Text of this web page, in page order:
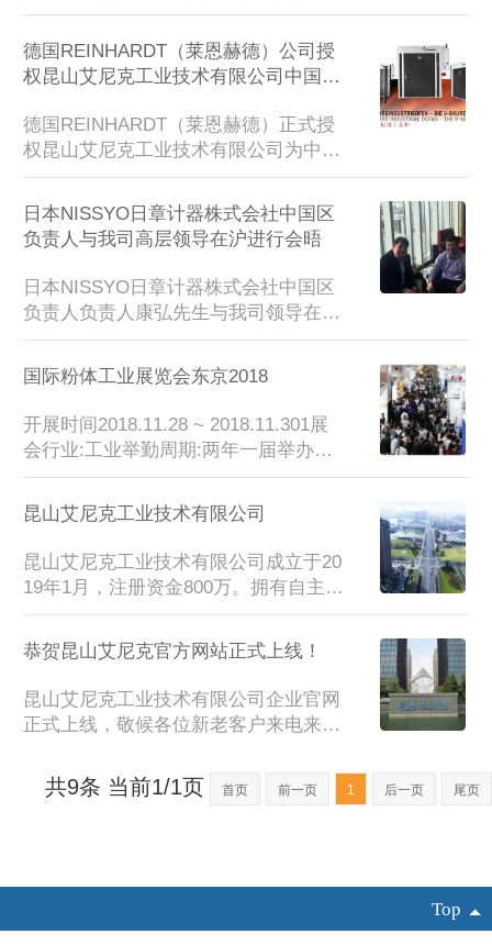
区总代理。本公司主要负责德国HORO
DR.Hofmann（火红）公司相关设备的
销售和备件售后服务。相关销售产品如
下：加热和干燥箱、工业和实验室设
备、强制气体循环、工业用类型（IG
型）、定制化的解决方案、油漆烘干
箱、防爆箱等...
德国REINHARDT（莱恩赫德）公司授
权昆山艾尼克工业技术有限公司中国区
德国REINHARDT（莱恩赫德）正式授
权昆山艾尼克工业技术有限公司为中国
区授权总代理。本公司主要负责中国区
德国REINHARDT（莱恩赫德）相关产
品的销售和备件售后服务。销售相关产
品如下：V-系列工业炉、工业炉、热处
理设备、全自动涂覆生产线、小型涂覆
设备-coatingflex、搪塑机等。...
日本NISSYO日章计器株式会社中国区
负责人与我司高层领导在沪进行会晤
日本NISSYO日章计器株式会社中国区
负责人负责人康弘先生与我司领导在上
海进行会晤，就日本NISSYO设备在中
国区销售和技术服务进行沟通，昆山艾
尼克工业技术有限公司对于日本NISSY
O设备在中国区的销售业绩得到了日本
NISSYO总部的肯定。我司全体工作人
员将更加努力销售日本NISSYO设备，
技术...
国际粉体工业展览会东京2018
开展时间2018.11.28 ~ 2018.11.301展
会行业:工业举勤周期:两年一届举办地
址:日本东京-日本东京有明国际会展中
心Tokyo Big SightInternationa举办单位:
日本粉业制造协会展会介绍:日本东京国
际粉体工业展览会POWTEX Tokyo是日
本规模最大、最具影响力的粉体I业展览
会。日本东京国际粉体工业展览会PO
昆山艾尼克工业技术有限公司
昆山艾尼克工业技术有限公司成立于20
19年1月，注册资金800万。拥有自主经
营进出口经营权，总公司办公地址位于
江苏省昆山市经济开发区前进东路科技
广场604室。经过多年的稳定持续发
展，本公司分别在美国巴达维亚BATAVI
A、日本东京、日本大阪、台湾台中、
香港建立了海外采购和智能化仓储中
备件提供完善的快速物流运输服务和专
恭贺昆山艾尼克官方网站正式上线！
昆山艾尼克工业技术有限公司企业官网
正式上线，敬候各位新老客户来电来函
限公司成立于2019年1月，注册资金800
万。拥有自主经营进出口经营权，总公
共9条 当前1/1页 首页 前一页 1 后一页 尾页
Top